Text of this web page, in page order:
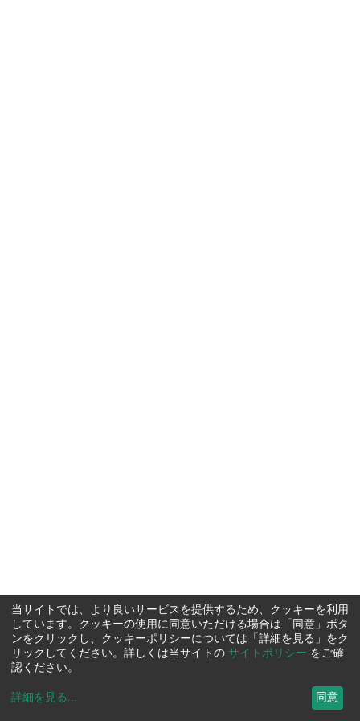
当サイトでは、より良いサービスを提供するため、クッキーを利用
しています。クッキーの使用に同意いただける場合は「同意」ボタ
ンをクリックし、クッキーポリシーについては「詳細を見る」をク
リックしてください。詳しくは当サイトの サイトポリシー をご確
認ください。
詳細を見る ... 同意